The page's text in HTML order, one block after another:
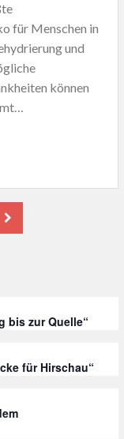
für Menschen in
und
können
NEXT
PAGE
bis zur Quelle“
für Hirschau“